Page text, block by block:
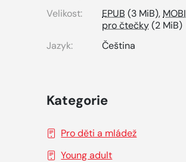
Velikost:
EPUB (3 MiB), MOBI
pro čtečky(2 MiB)
Jazyk:
Čeština
Kategorie
Pro děti a mládež
Young adult